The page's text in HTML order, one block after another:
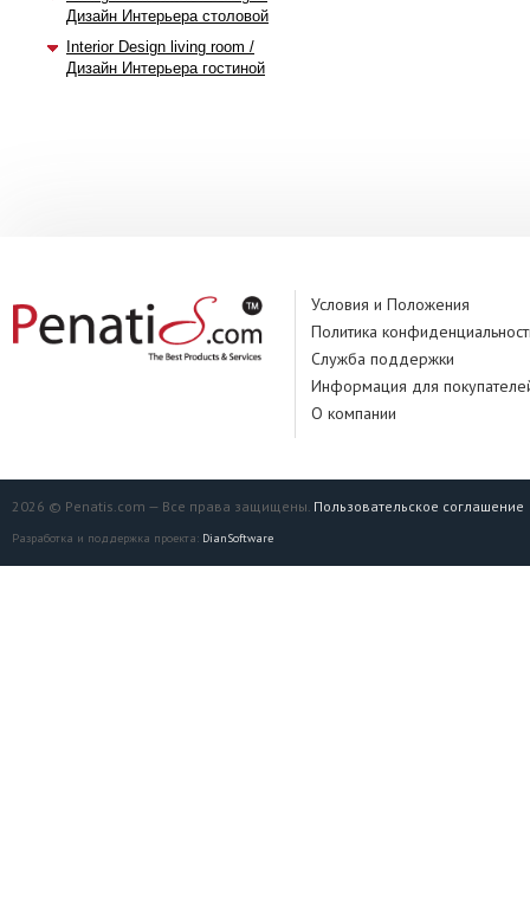
Дизайн Интерьера столовой
Interior Design living room /
Дизайн Интерьера гостиной
Условия и Положения
Политика
Служба поддержки
Информация для
О компании
2026 © Penatis.com — Все права защищены. Пользовательское соглашение
Разработка и поддержка проекта: DianSoftware